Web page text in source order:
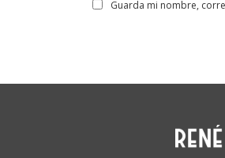
guarda mi nombre,